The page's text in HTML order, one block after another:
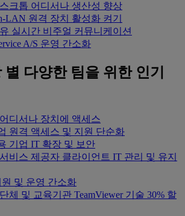
크톱 어디서나 생산성 향상
LAN 원격 장치 활성화 켜기
실시간 비주얼 커뮤니케이션
A/S 운영 간소화
별 다양한 팀을 위한 인기
어디서나 장치에 액세스
원격 액세스 및 지원 단순화
기업 IT 확장 및 보안
비스 제공자 클라이언트 IT 관리 및 유지
원 및 운영 간소화
체 및 교육기관 TeamViewer 기술 30% 할